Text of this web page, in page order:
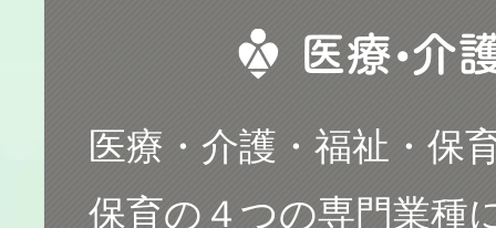
医療・介護・福祉・保
保育の４つの専門業種